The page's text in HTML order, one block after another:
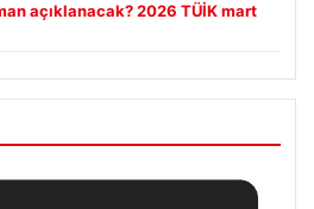
açıklanacak? 2026 TÜİK mart